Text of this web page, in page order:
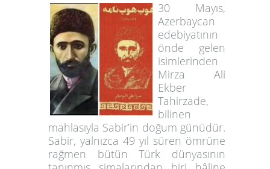
30 Mayıs,
Azerbaycan
edebiyatının
önde gelen
isimlerinden
Mirza Ali
Ekber
Tahirzade,
bilinen
mahlasıyla Sabir’in doğum günüdür.
Sabir, yalnızca 49 yıl süren ömrüne
rağmen bütün Türk dünyasının